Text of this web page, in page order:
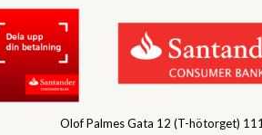
Olof Palmes Gata 12 (T-hötorget)